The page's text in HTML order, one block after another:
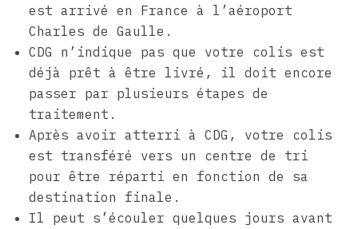
est arrivé en France à l’aéroport
Charles de Gaulle.
CDG n’indique pas que votre colis est
déjà prêt à être livré, il doit encore
passer par plusieurs étapes de
traitement.
Après avoir atterri à CDG, votre colis
est transféré vers un centre de tri
pour être réparti en fonction de sa
destination finale.
Il peut s’écouler quelques jours avant